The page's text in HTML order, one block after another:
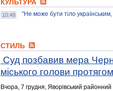
КУЛЬТУРА
10:48 "Не може бути тіло
СТИЛЬ
Суд позбавив мера
міського голови
Вчора, 7 грудня, Яворівський